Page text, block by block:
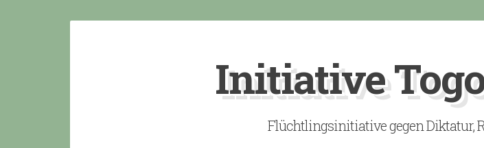
Initiative
Flüchtlingsinitiative gegen Diktatur,